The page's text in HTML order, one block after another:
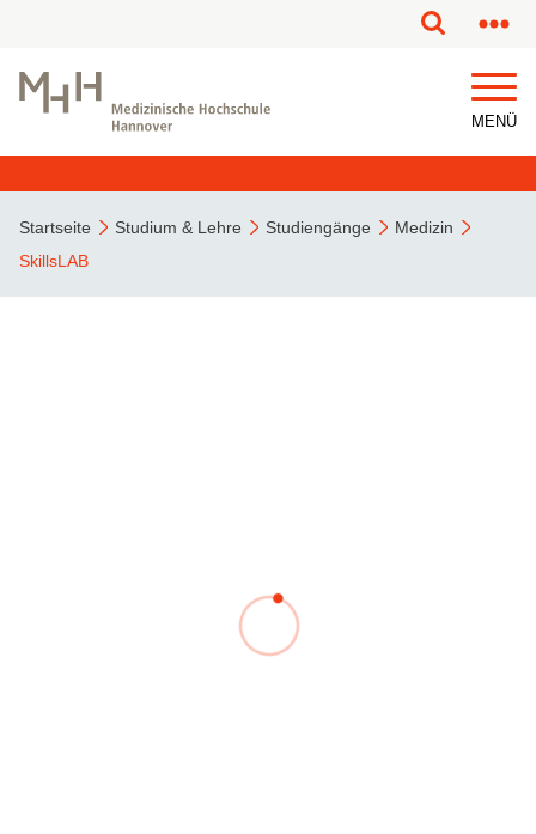
MENÜ
Startseite Studium & Lehre Studiengänge
Medizin
SkillsLAB